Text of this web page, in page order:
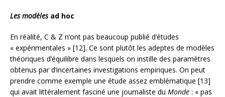
Les modèles ad hoc
En réalité, C & Z n’ont pas beaucoup publié d’études
« expérimentales » [12]. Ce sont plutôt les adeptes de modèles
théoriques d’équilibre dans lesquels on instille des paramètres
obtenus par d’incertaines investigations empiriques. On peut
prendre comme exemple une étude assez emblématique [13]
qui avait littéralement fasciné une journaliste du Monde : « pas